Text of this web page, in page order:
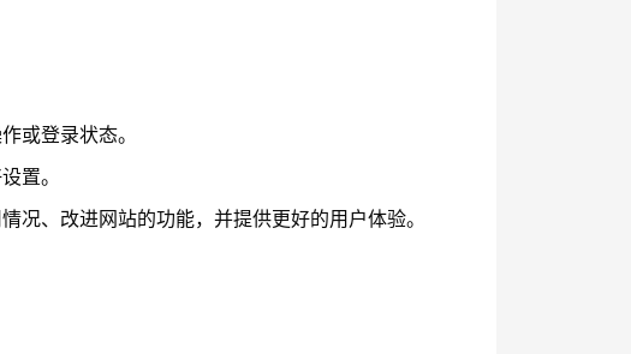
或登录状态。
置。
况、改进网站的功能，并提供更好的用户体验。